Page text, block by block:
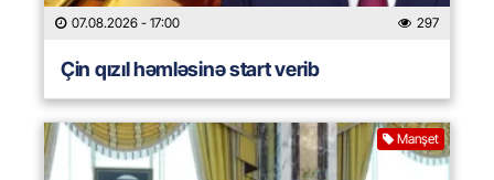
07.08.2026 - 17:00 297
Çin qızıl həmləsinə start verib
Manşet